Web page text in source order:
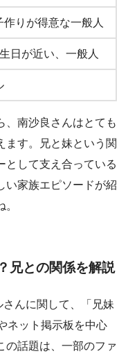
作りが得意な一般人
日が近い、一般人
、南沙良さんはとても
ます。兄と妹という関
として支え合っている
い家族エピソードが紹
兄との関係を解説
んに関して、「兄妹
ネット掲示板を中心
の話題は、一部のファ